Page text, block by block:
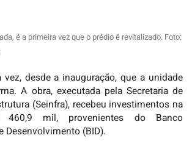
é a primeira vez que o prédio é revitalizado. Foto:
vez, desde a inauguração, que a unidade
A obra, executada pela Secretaria de
(Seinfra), recebeu investimentos na
mil, provenientes do Banco
Desenvolvimento (BID).